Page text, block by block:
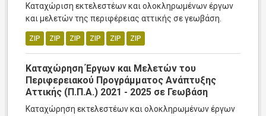
Καταχώριση εκτελεστέων και ολοκληρωμένων έργων
και μελετών της περιφέρειας αττικής σε γεωβάση.
ZIP ZIP ZIP ZIP ZIP ZIP
Καταχώρηση Έργων και Μελετών του
Περιφερειακού Προγράμματος Ανάπτυξης
Αττικής (Π.Π.Α.) 2021 - 2025 σε Γεωβάση
Καταχώρηση εκτελεστέων και ολοκληρωμένων έργων